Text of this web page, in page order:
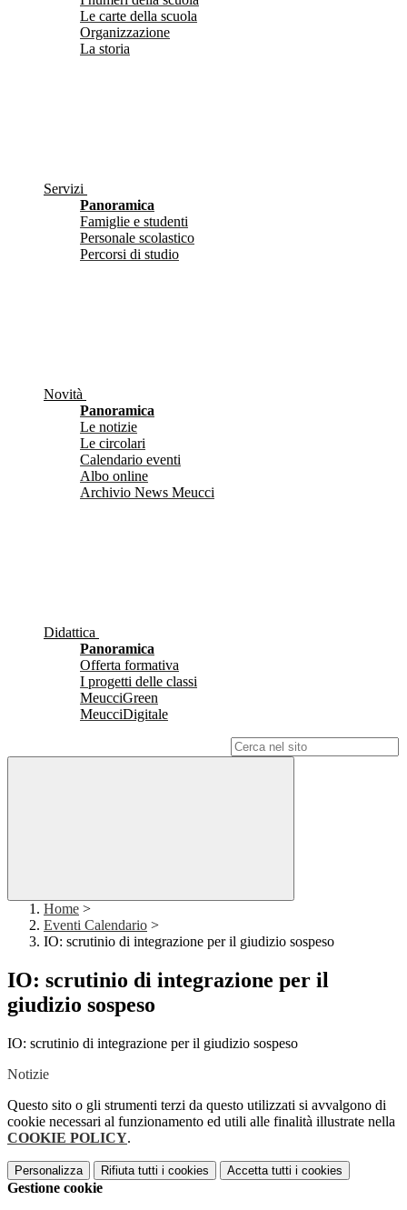
Le carte della scuola
Organizzazione
La storia
Servizi
Panoramica
Famiglie e studenti
Personale scolastico
Percorsi di studio
Novità
Panoramica
Le notizie
Le circolari
Calendario eventi
Albo online
Archivio News Meucci
Didattica
Panoramica
Offerta formativa
I progetti delle classi
MeucciGreen
MeucciDigitale
Home >
Eventi Calendario >
IO: scrutinio di integrazione per il giudizio sospeso
IO: scrutinio di integrazione per il
giudizio sospeso
IO: scrutinio di integrazione per il giudizio sospeso
Notizie
Questo sito o gli strumenti terzi da questo utilizzati si avvalgono di
cookie necessari al funzionamento ed utili alle finalità illustrate nella
COOKIE POLICY.
Personalizza Rifiuta tutti i cookies Accetta tutti i cookies
Gestione cookie